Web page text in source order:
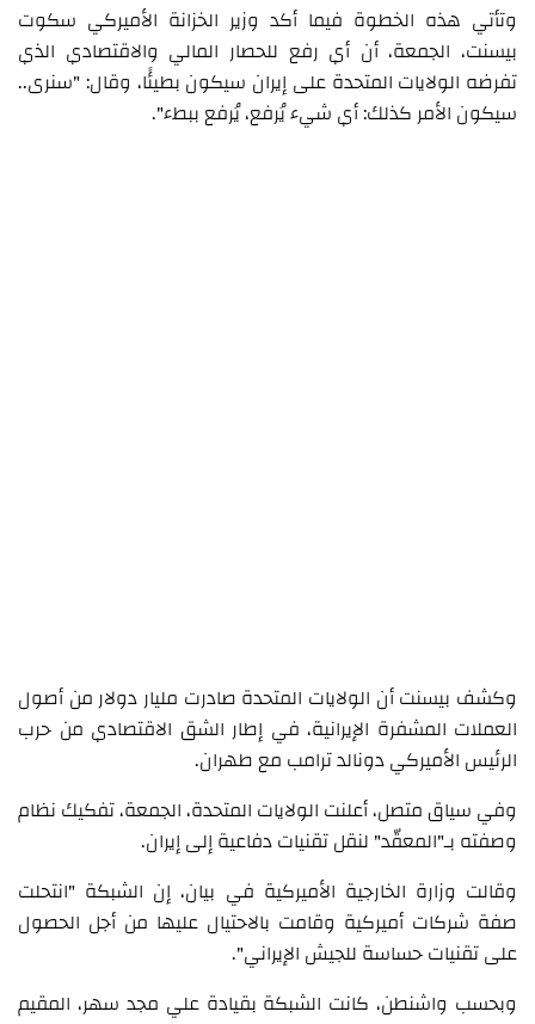
وتأتي هذه الخطوة فيما أكد وزير الخزانة الأميركي سكوت
بيسنت، الجمعة، أن أي رفع للحصار المالي والاقتصادي الذي
تفرضه الولايات المتحدة على إيران سيكون بطيئًا، وقال: "سنرى..
سيكون الأمر كذلك: أي شيء يُرفع، يُرفع ببطء".
وكشف بيسنت أن الولايات المتحدة صادرت مليار دولار من أصول
العملات المشفرة الإيرانية، في إطار الشق الاقتصادي من حرب
الرئيس الأميركي دونالد ترامب مع طهران.
وفي سياق متصل، أعلنت الولايات المتحدة، الجمعة، تفكيك نظام
وصفته بـ"المعقّد" لنقل تقنيات دفاعية إلى إيران.
وقالت وزارة الخارجية الأميركية في بيان، إن الشبكة "انتحلت
صفة شركات أميركية وقامت بالاحتيال عليها من أجل الحصول
على تقنيات حساسة للجيش الإيراني".
وبحسب واشنطن، كانت الشبكة بقيادة علي مجد سهر، المقيم